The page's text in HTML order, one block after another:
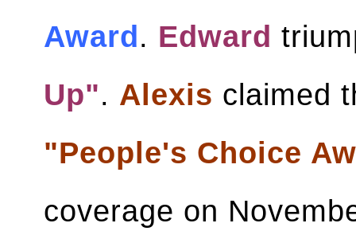
Award . Edward
Up". Alexis claimed
"People's Choice
coverage on